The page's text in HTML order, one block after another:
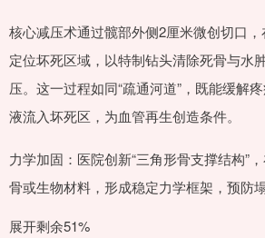
核心减压术通过髋部外侧2厘米微创切口
定位坏死区域，以特制钻头清除死骨与水
压。这一过程如同“疏通河道”，既能缓解
液流入坏死区，为血管再生创造条件。
力学加固：医院创新“三角形骨支撑结构”
骨或生物材料，形成稳定力学框架，预防塌
展开剩余51%